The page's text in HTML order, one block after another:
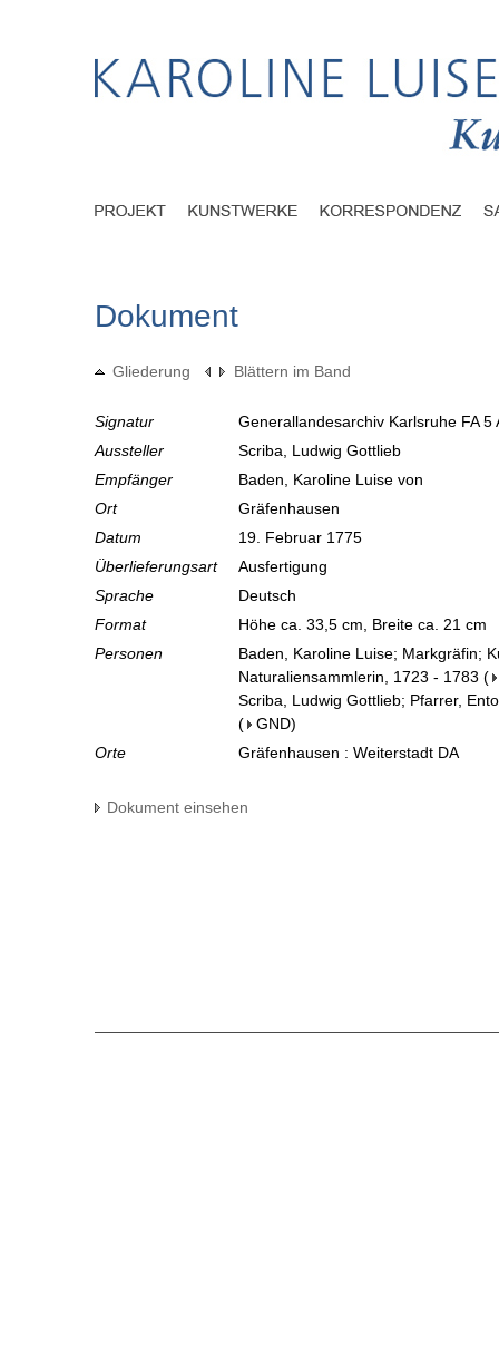
Dokument
Gliederung Blättern im Band
Signatur
Generallandesarchiv Karlsruhe FA
Aussteller
Scriba, Ludwig Gottlieb
Empfänger
Baden, Karoline Luise von
Ort
Gräfenhausen
Datum
19. Februar 1775
Überlieferungsart
Ausfertigung
Sprache
Deutsch
Format
Höhe ca. 33,5 cm, Breite ca. 21 cm
Personen
Baden, Karoline Luise; Markgräfin;
Naturaliensammlerin, 1723 - 1783 (
Scriba, Ludwig Gottlieb; Pfarrer,
(
GND)
Orte
Gräfenhausen : Weiterstadt DA
Dokument einsehen